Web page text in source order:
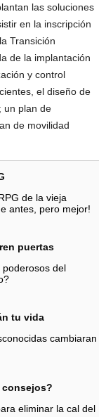
las soluciones
en la inscripción
Transición
de la implantación
y control
el diseño de
un plan de
de movilidad
de la vieja
antes, pero mejor!
puertas
del
tu vida
cambiaran
consejos?
eliminar la cal del